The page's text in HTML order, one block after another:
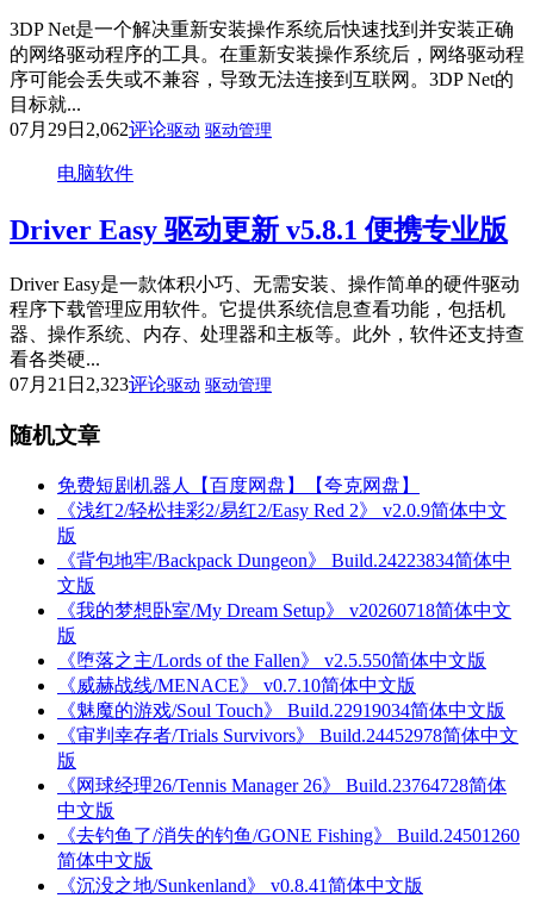
3DP Net是一个解决重新安装操作系统后快速找到并安装正确
的网络驱动程序的工具。在重新安装操作系统后，网络驱动程
序可能会丢失或不兼容，导致无法连接到互联网。3DP Net的
目标就...
07月29日 2,062评论驱动 驱动管理
电脑软件
Driver Easy 驱动更新 v5.8.1 便携专业版
Driver Easy是一款体积小巧、无需安装、操作简单的硬件驱动
程序下载管理应用软件。它提供系统信息查看功能，包括机
器、操作系统、内存、处理器和主板等。此外，软件还支持查
看各类硬...
07月21日 2,323评论驱动 驱动管理
随机文章
免费短剧机器人【百度网盘】【夸克网盘】
《浅红2/轻松挂彩2/易红2/Easy Red 2》 v2.0.9简体中文
版
《背包地牢/Backpack Dungeon》 Build.24223834简体中
文版
《我的梦想卧室/My Dream Setup》 v20260718简体中文
版
《堕落之主/Lords of the Fallen》 v2.5.550简体中文版
《威赫战线/MENACE》 v0.7.10简体中文版
《魅魔的游戏/Soul Touch》 Build.22919034简体中文版
《审判幸存者/Trials Survivors》 Build.24452978简体中文
版
《网球经理26/Tennis Manager 26》 Build.23764728简体
中文版
《去钓鱼了/消失的钓鱼/GONE Fishing》 Build.24501260
简体中文版
《沉没之地/Sunkenland》 v0.8.41简体中文版